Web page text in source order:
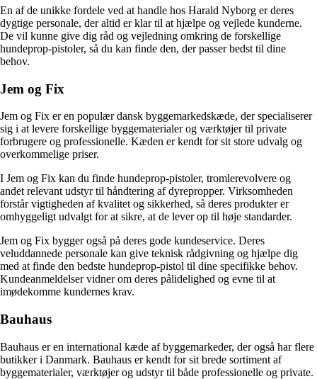
En af de unikke fordele ved at handle hos Harald Nyborg er deres
dygtige personale, der altid er klar til at hjælpe og vejlede kunderne.
De vil kunne give dig råd og vejledning omkring de forskellige
hundeprop-pistoler, så du kan finde den, der passer bedst til dine
behov.
Jem og Fix
Jem og Fix er en populær dansk byggemarkedskæde, der specialiserer
sig i at levere forskellige byggematerialer og værktøjer til private
forbrugere og professionelle. Kæden er kendt for sit store udvalg og
overkommelige priser.
I Jem og Fix kan du finde hundeprop-pistoler, tromlerevolvere og
andet relevant udstyr til håndtering af dyrepropper. Virksomheden
forstår vigtigheden af kvalitet og sikkerhed, så deres produkter er
omhyggeligt udvalgt for at sikre, at de lever op til høje standarder.
Jem og Fix bygger også på deres gode kundeservice. Deres
veluddannede personale kan give teknisk rådgivning og hjælpe dig
med at finde den bedste hundeprop-pistol til dine specifikke behov.
Kundeanmeldelser vidner om deres pålidelighed og evne til at
imødekomme kundernes krav.
Bauhaus
Bauhaus er en international kæde af byggemarkeder, der også har flere
butikker i Danmark. Bauhaus er kendt for sit brede sortiment af
byggematerialer, værktøjer og udstyr til både professionelle og private.